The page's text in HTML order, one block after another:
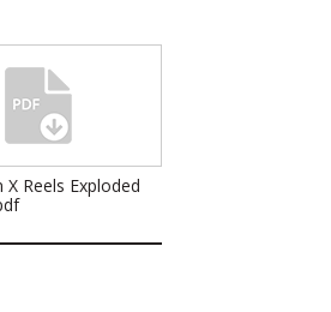
X Reels Exploded